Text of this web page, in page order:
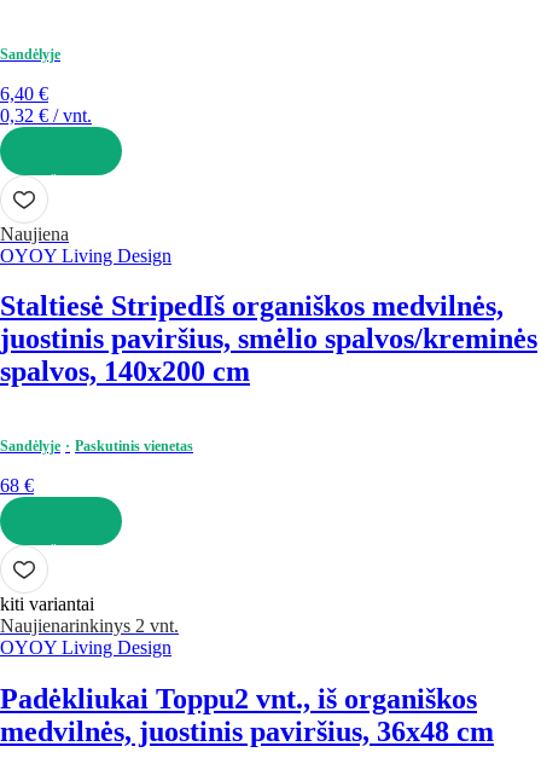
Sandėlyje
6,40 €
0,32 € / vnt.
Į KREPŠELĮ
Naujiena
OYOY Living Design
Staltiesė StripedIš organiškos medvilnės,
juostinis paviršius, smėlio spalvos/kreminės
spalvos, 140x200 cm
Sandėlyje Paskutinis vienetas
68 €
Į KREPŠELĮ
kiti variantai
Naujienarinkinys 2 vnt.
OYOY Living Design
Padėkliukai Toppu2 vnt., iš organiškos
medvilnės, juostinis paviršius, 36x48 cm